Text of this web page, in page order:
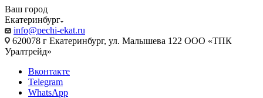
Ваш город
Екатеринбург
info@pechi-ekat.ru
620078 г Екатеринбург, ул. Малышева 122 ООО «ТПК
Уралтрейд»
Вконтакте
Telegram
WhatsApp